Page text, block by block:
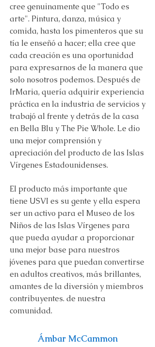
cree genuinamente que "Todo es
arte". Pintura, danza, música y
comida, hasta los pimenteros que su
tía le enseñó a hacer; ella cree que
cada creación es una oportunidad
para expresarnos de la manera que
solo nosotros podemos. Después de
IrMaria, quería adquirir experiencia
práctica en la industria de servicios y
trabajó al frente y detrás de la casa
en Bella Blu y The Pie Whole. Le dio
una mejor comprensión y
apreciación del producto de las Islas
Vírgenes Estadounidenses.
El producto más importante que
tiene USVI es su gente y ella espera
ser un activo para el Museo de los
Niños de las Islas Vírgenes para
que pueda ayudar a proporcionar
una mejor base para nuestros
jóvenes para que puedan convertirse
en adultos creativos, más brillantes,
amantes de la diversión y miembros
contribuyentes. de nuestra
comunidad.
Ámbar McCammon